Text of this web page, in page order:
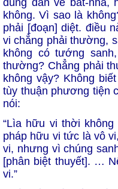
không. Vì sao là
phải [đoạn] diệt. điều
vi chẳng phải thường,
không có tướng
thường? Chẳng phải
không vậy? Không
tùy thuận phương tiện
nói:
“Lìa hữu vi thời
pháp hữu vi tức là vô
vi, nhưng vì chúng
[phân biệt thuyết]. …
vi.”